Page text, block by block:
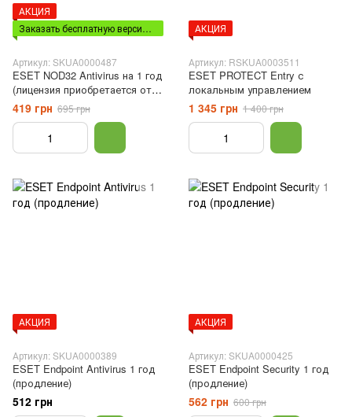
АКЦИЯ
Заказать бесплатную версию (жми на картинку-выбери из списка)
Артикул: SKUA0000487
ESET NOD32 Antivirus на 1 год
(лицензия приобретается от 2-
х штук)
419 грн 695 грн
АКЦИЯ
Артикул: RSKUA0003511
ESET PROTECT Entry с
локальным управлением
1 345 грн 1 400 грн
АКЦИЯ
Артикул: SKUA0000389
ESET Endpoint Antivirus 1 год
(продление)
512 грн
АКЦИЯ
Артикул: SKUA0000425
ESET Endpoint Security 1 год
(продление)
562 грн 600 грн